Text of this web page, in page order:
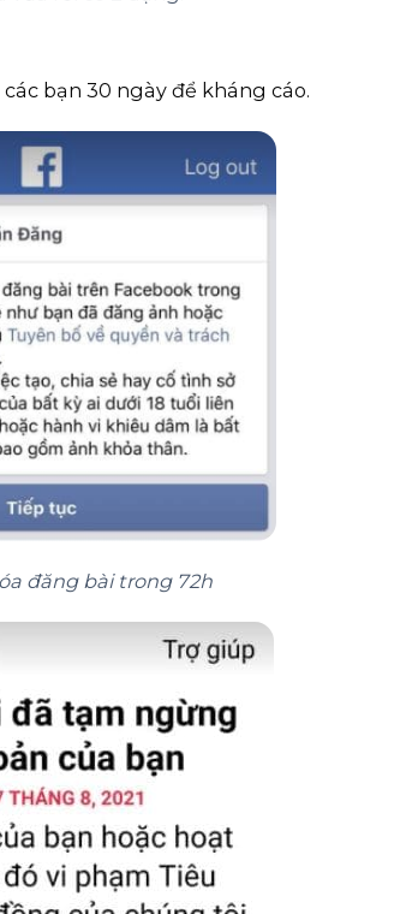
bạn 30 ngày để kháng cáo.
đăng bài trong 72h